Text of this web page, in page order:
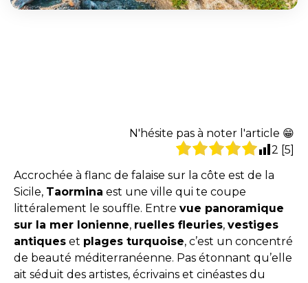
N'hésite pas à noter l'article 😁
2 [5]
Accrochée à flanc de falaise sur la côte est de la
Sicile, Taormina est une ville qui te coupe
littéralement le souffle. Entre vue panoramique
sur la mer Ionienne, ruelles fleuries, vestiges
antiques et plages turquoise, c’est un concentré
de beauté méditerranéenne. Pas étonnant qu’elle
ait séduit des artistes, écrivains et cinéastes du